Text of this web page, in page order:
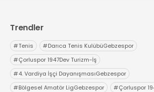
Trendler
#Tenis #Darıca Tenis KulübüGebzespor
#Çorluspor 1947Dev Turizm-İş
#4. Vardiya İşçi DayanışmasıGebzespor
#Bölgesel Amatör LigGebzespor #Çorluspor